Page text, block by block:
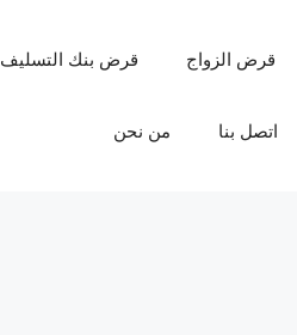
قرض الزواج قرض بنك التسليف
اتصل بنا من نحن